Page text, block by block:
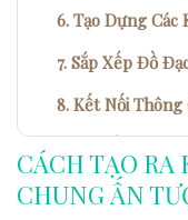
Tạo Dựng Các
Sắp Xếp Đồ
Kết Nối
Lời Kết: Xây
CÁCH TẠO
CHUNG ẤN